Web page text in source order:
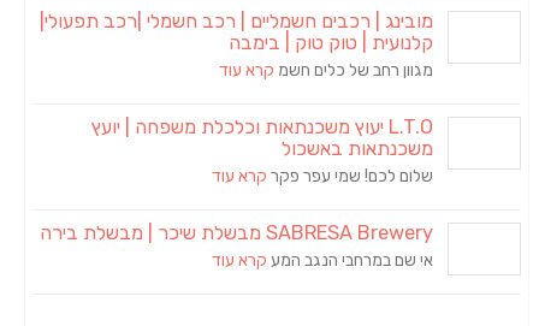
מובינג | רכבים חשמליים | רכב חשמלי |רכב תפעולי|
קלנועית | טוק טוק | בימבה
מגוון רחב של כלים חשמ קרא עוד
L.T.O יעוץ משכנתאות וכלכלת משפחה | יועץ
משכנתאות באשכול
שלום לכם! שמי עפר פקר קרא עוד
SABRESA Brewery מבשלת שיכר | מבשלת בירה
אי שם במרחבי הנגב המע קרא עוד